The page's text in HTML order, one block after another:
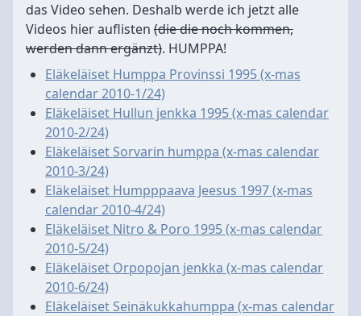
das Video sehen. Deshalb werde ich jetzt alle
Videos hier auflisten (die die noch kommen,
werden dann ergänzt). HUMPPA!
Eläkeläiset Humppa Provinssi 1995 (x-mas
calendar 2010-1/24)
Eläkeläiset Hullun jenkka 1995 (x-mas calendar
2010-2/24)
Eläkeläiset Sorvarin humppa (x-mas calendar
2010-3/24)
Eläkeläiset Humpppaava Jeesus 1997 (x-mas
calendar 2010-4/24)
Eläkeläiset Nitro & Poro 1995 (x-mas calendar
2010-5/24)
Eläkeläiset Orpopojan jenkka (x-mas calendar
2010-6/24)
Eläkeläiset Seinäkukkahumppa (x-mas calendar